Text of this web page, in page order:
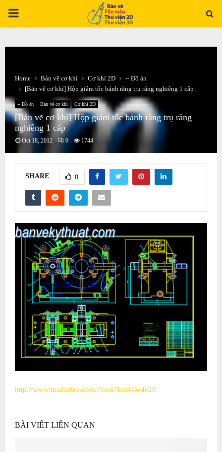
PRIMARY
Home Bản vẽ cơ khí Cơ khí 2D
-- Đồ án
[Bản vẽ cơ khí] Hộp giảm tốc bánh răng trụ răng nghiêng 1 cấp
-- Đồ án Bản vẽ cơ khí Cơ khí 2D
[Bản vẽ cơ khí] Hộp giảm tốc bánh răng trụ răng
nghiêng 1 cấp
Oct 18, 2012 0 1744
SHARE 0
http://www.mediafire.com/?fscu7ktd45w4e29
BÀI VIẾT LIÊN QUAN